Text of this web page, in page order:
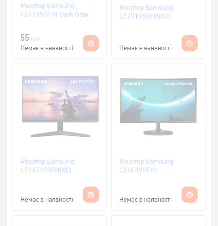
Монітор Samsung
F27T350FHI Dark Gray
55
Немає в наявності
Монітор Samsung
LF27T350FHIXCI
Немає в наявності
Монітор Samsung
LF24T350FHIXCI
Немає в наявності
Монітор Samsung
C24F390FHI
Немає в наявності